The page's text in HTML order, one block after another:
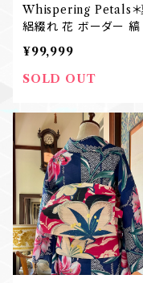
Whispering Petals＊
絽綴れ 花 ボーダー
しい アイボリー 生成り
色 八寸名古屋帯 B713
¥99,999
SOLD OUT